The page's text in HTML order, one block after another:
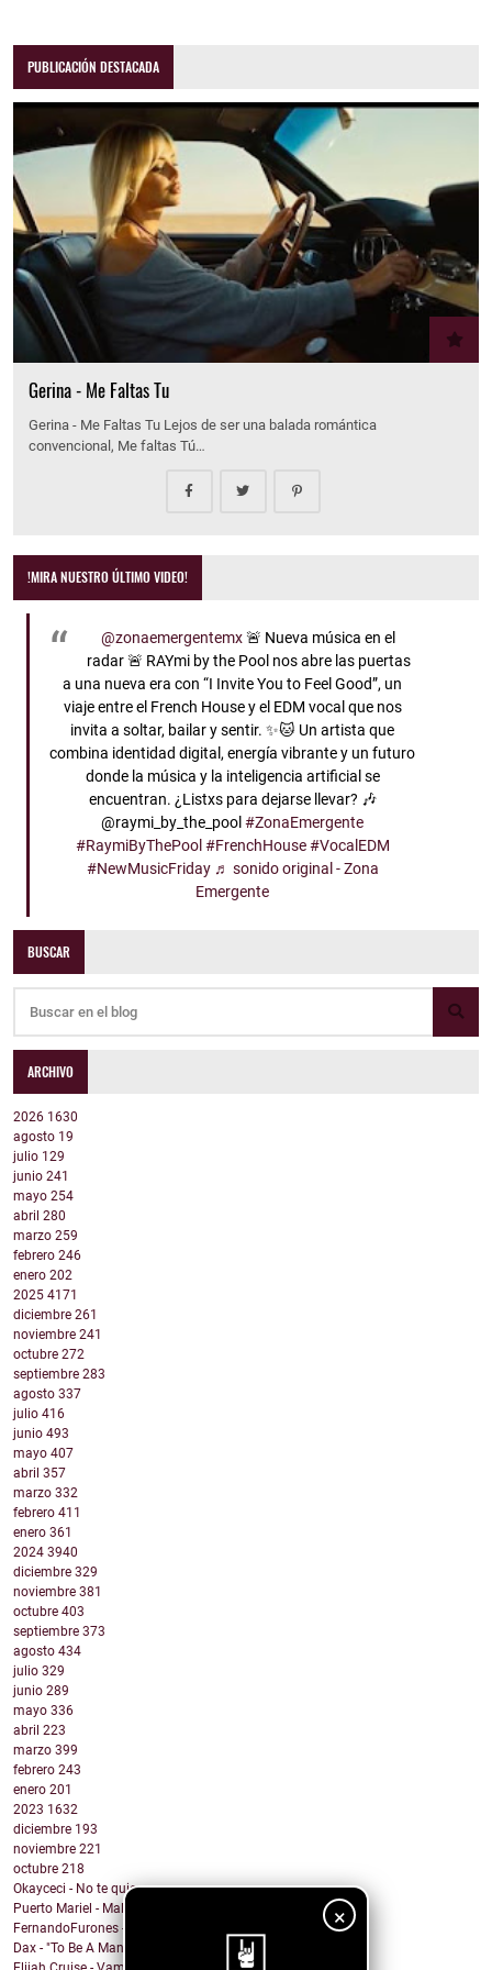
×
PUBLICACIÓN DESTACADA
Gerina - Me Faltas Tu
Gerina - Me Faltas Tu Lejos de ser una balada romántica
convencional, Me faltas Tú…
!MIRA NUESTRO ÚLTIMO VIDEO!
@zonaemergentemx🚨 Nueva música en el
radar 🚨 RAYmi by the Pool nos abre las puertas
a una nueva era con “I Invite You to Feel Good”, un
viaje entre el French House y el EDM vocal que nos
invita a soltar, bailar y sentir. ✨🐱 Un artista que
combina identidad digital, energía vibrante y un futuro
donde la música y la inteligencia artificial se
encuentran. ¿Listxs para dejarse llevar? 🎶
@raymi_by_the_pool #ZonaEmergente
#RaymiByThePool #FrenchHouse #VocalEDM
#NewMusicFriday ♬ sonido original - Zona
Emergente
BUSCAR
ARCHIVO
2026 1630
agosto 19
julio 129
junio 241
mayo 254
abril 280
marzo 259
febrero 246
enero 202
2025 4171
diciembre 261
noviembre 241
octubre 272
septiembre 283
agosto 337
julio 416
junio 493
mayo 407
abril 357
marzo 332
febrero 411
enero 361
2024 3940
diciembre 329
noviembre 381
octubre 403
septiembre 373
agosto 434
julio 329
junio 289
mayo 336
abril 223
marzo 399
febrero 243
enero 201
2023 1632
diciembre 193
noviembre 221
octubre 218
Okayceci - No te quiero
Puerto Mariel - Maldito Antro
FernandoFurones - Me Vuelvo Salvaje
Dax - "To Be A Man" Ft. Darius Rucker